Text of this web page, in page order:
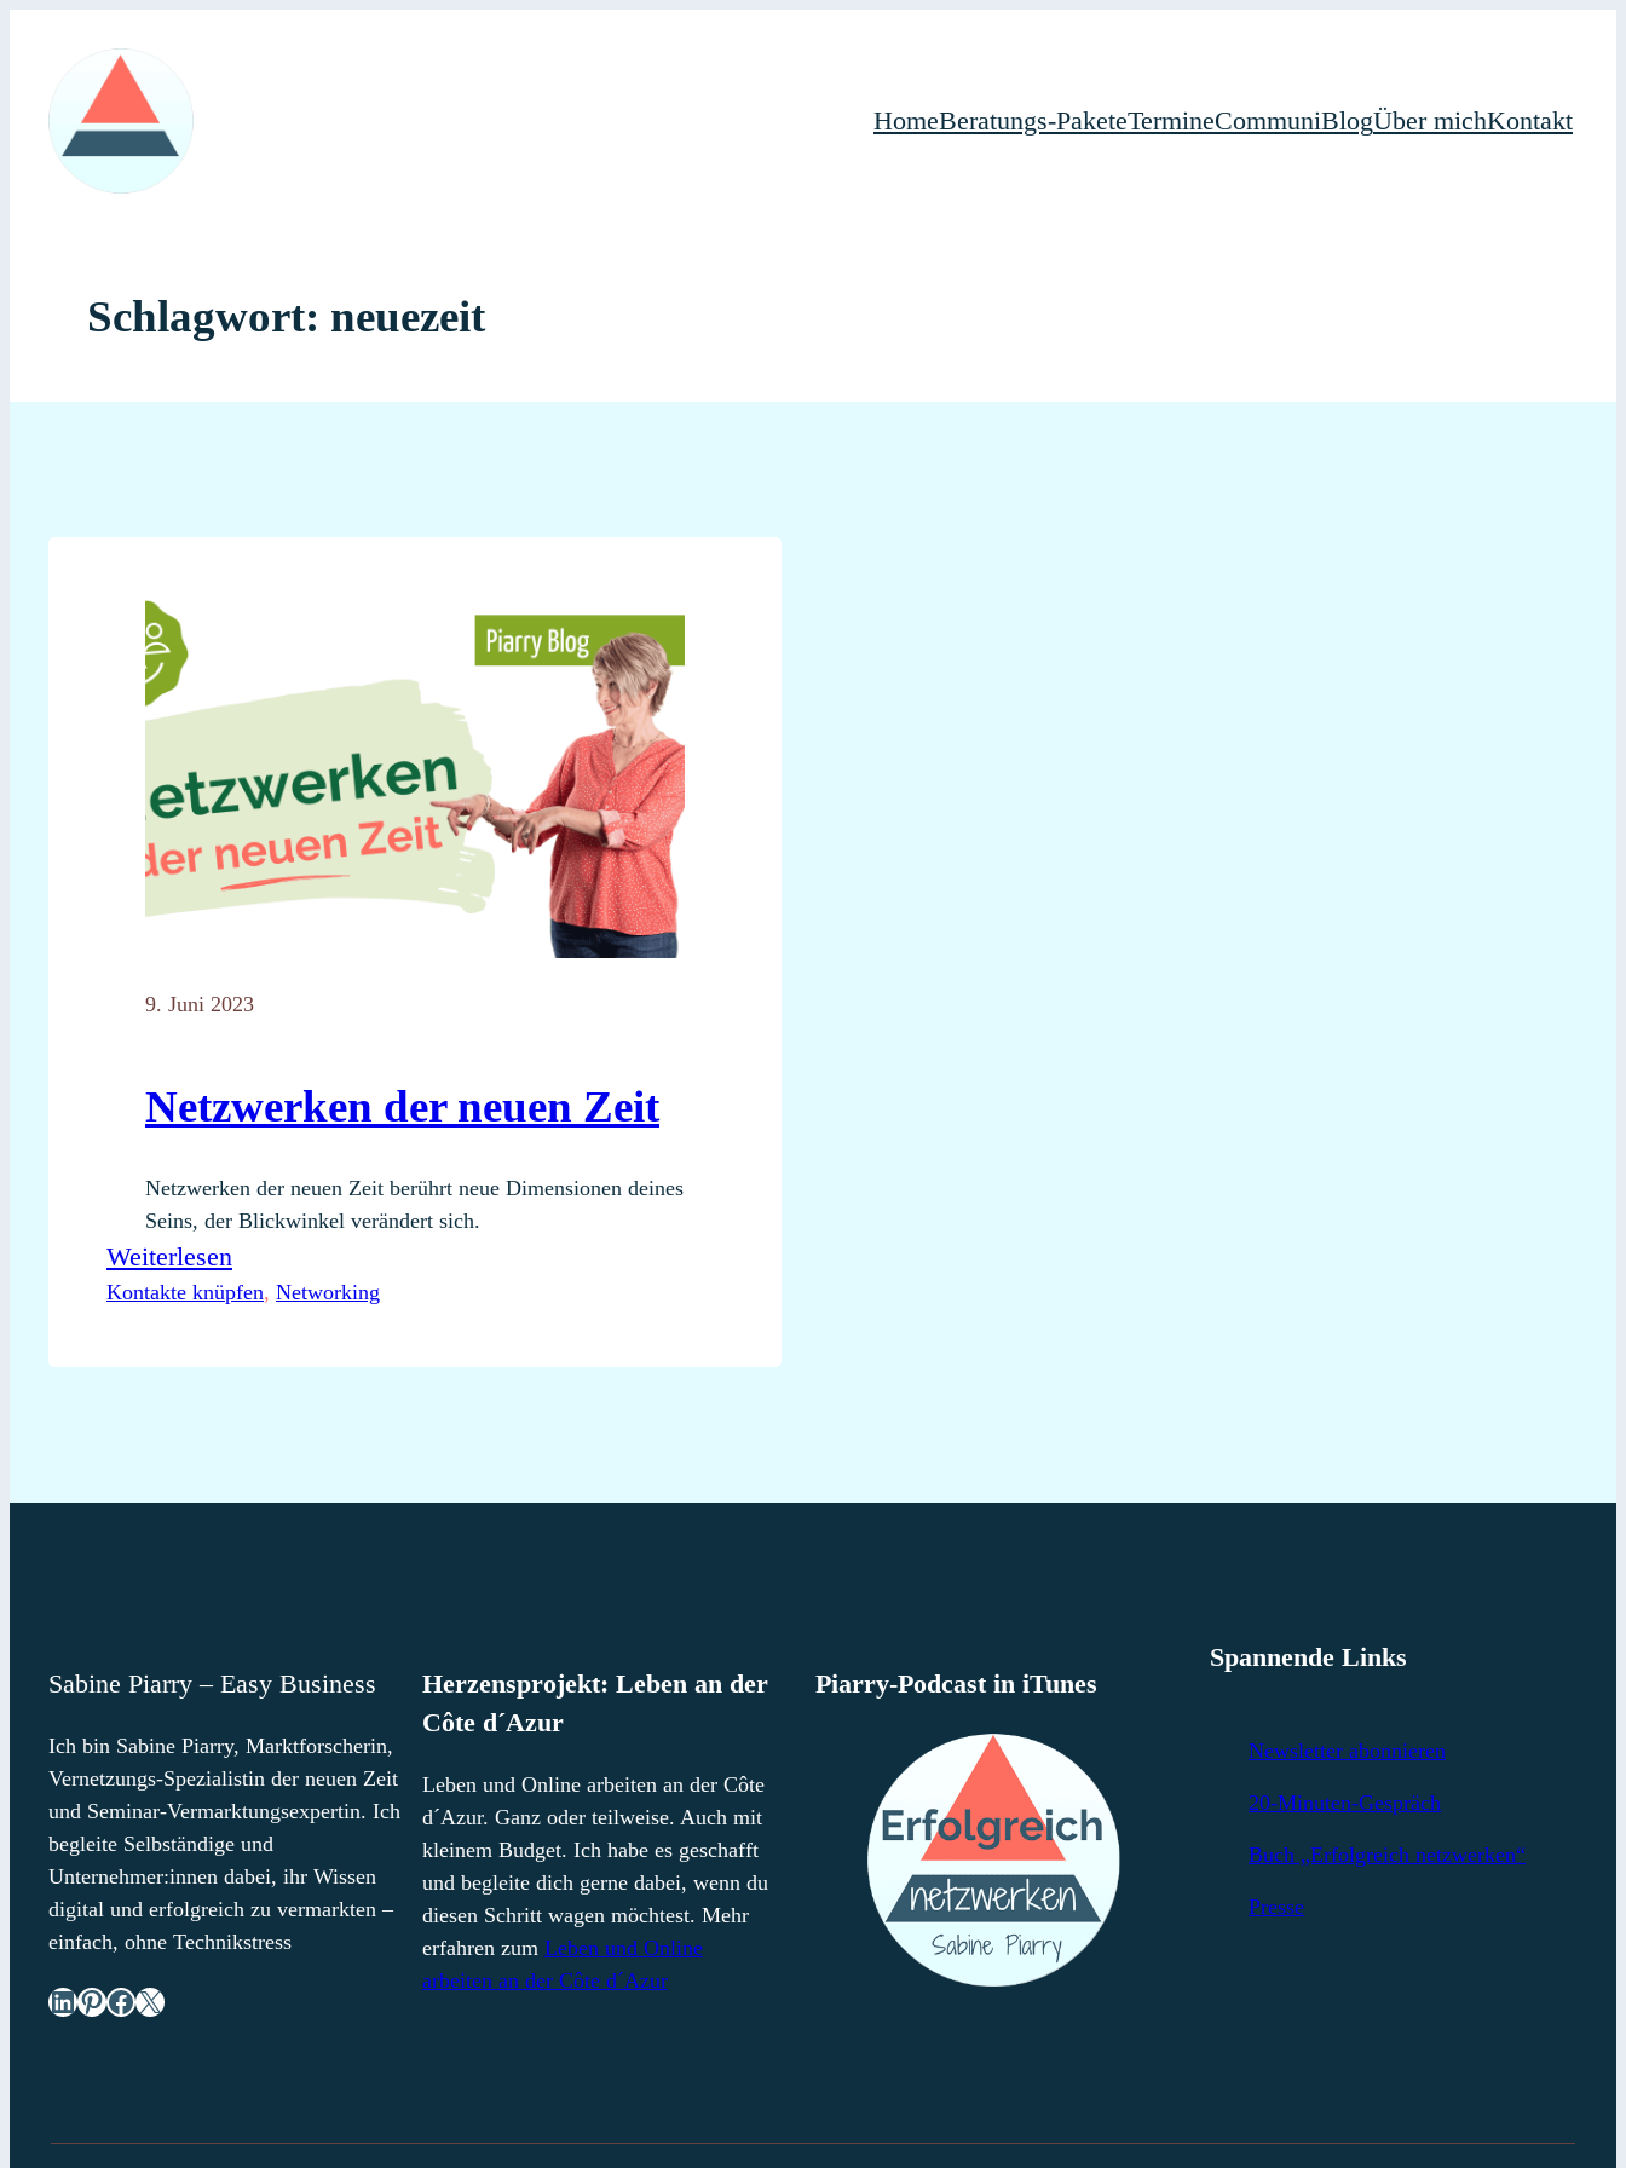
springen
HomeBeratungs-PaketeTermineCommuniBlogÜber michKontakt
Schlagwort: neuezeit
9. Juni 2023
Netzwerken der neuen Zeit
Netzwerken der neuen Zeit berührt neue Dimensionen deines
Seins, der Blickwinkel verändert sich.
Weiterlesen
Netzwerken
neuen
Kontakte knüpfen, Networking
Sabine Piarry – Easy Business
Ich bin Sabine Piarry, Marktforscherin,
Vernetzungs-Spezialistin der neuen Zeit
und Seminar-Vermarktungsexpertin. Ich
begleite Selbständige und
Unternehmer:innen dabei, ihr Wissen
digital und erfolgreich zu vermarkten –
einfach, ohne Technikstress
LinkedIn Pinterest Facebook X
Herzensprojekt: Leben an der
Côte d´Azur
Leben und Online arbeiten an der Côte
d´Azur. Ganz oder teilweise. Auch mit
kleinem Budget. Ich habe es geschafft
und begleite dich gerne dabei, wenn du
diesen Schritt wagen möchtest. Mehr
erfahren zum Leben und Online
arbeiten an der Côte d´Azur
Piarry-Podcast in iTunes
Spannende Links
Newsletter abonnieren
20-Minuten-Gespräch
Buch „Erfolgreich netzwerken“
Presse